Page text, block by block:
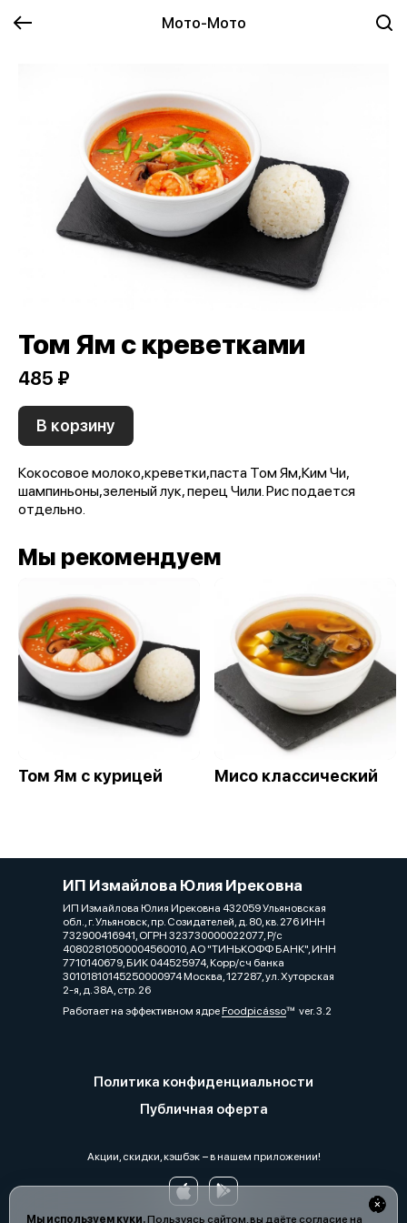
Мото-Мото
Мы используем куки.Пользуясь сайтом, вы даёте согласие на
Том Ям с креветками
485 ₽
В корзину
Кокосовое молоко,креветки,паста Том Ям,Ким Чи,
шампиньоны,зеленый лук, перец Чили. Рис подается
отдельно.
Мы рекомендуем
Том Ям с курицей Мисо классический
ИП Измайлова Юлия Ирековна
ИП Измайлова Юлия Ирековна 432059 Ульяновская
обл., г. Ульяновск, пр. Созидателей, д. 80, кв. 276 ИНН
732900416941, ОГРН 323730000022077, Р/с
40802810500004560010, АО "ТИНЬКОФФ БАНК", ИНН
7710140679, БИК 044525974, Корр/сч банка
30101810145250000974 Москва, 127287, ул. Хуторская
2-я, д. 38А, стр. 26
Работает на эффективном ядреFoodpicássover. 3.2
Политика конфиденциальности
Публичная оферта
Акции, скидки, кэшбэк − в нашем приложении!